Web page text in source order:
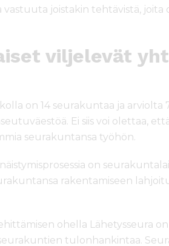
joistakin tehtävistä, joita
viljelevät
on 14 seurakuntaa ja arviolta
Ei siis voi olettaa,
seurakuntansa työhön.
on
rakentamiseen
ohella Lähetysseura
tulonhankintaa.